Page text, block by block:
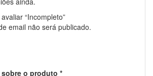
“Incompleto”
email não será publicado.
o produto *